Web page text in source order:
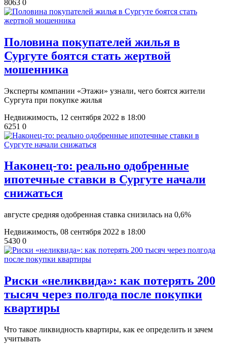
8063 0
​Половина покупателей жилья в
Сургуте боятся стать жертвой
мошенника
Эксперты компании «Этажи» узнали, чего боятся жители
Сургута при покупке жилья
Недвижимость, 12 сентября 2022 в 18:00
6251 0
​Наконец-то: реально одобренные
ипотечные ставки в Сургуте начали
снижаться
августе средняя одобренная ставка снизилась на 0,6%
Недвижимость, 08 сентября 2022 в 18:00
5430 0
Риски «неликвида»: как потерять 200
тысяч через полгода после покупки
квартиры
Что такое ликвидность квартиры, как ее определить и зачем
учитывать